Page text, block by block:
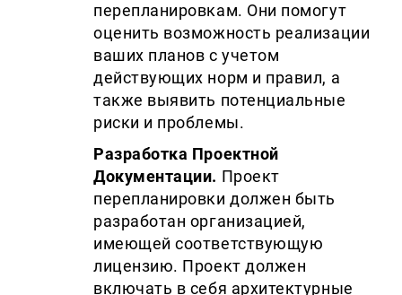
перепланировкам. Они помогут
оценить возможность реализации
ваших планов с учетом
действующих норм и правил, а
также выявить потенциальные
риски и проблемы.
Разработка Проектной
Документации. Проект
перепланировки должен быть
разработан организацией,
имеющей соответствующую
лицензию. Проект должен
включать в себя архитектурные